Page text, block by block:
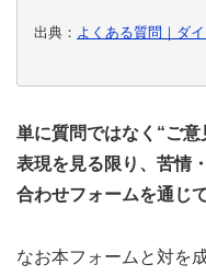
出典： よくある質問｜ダ
単に質問ではなく“ご
表現を見る限り、苦情
合わせフォームを通じ
なお本フォームと対を